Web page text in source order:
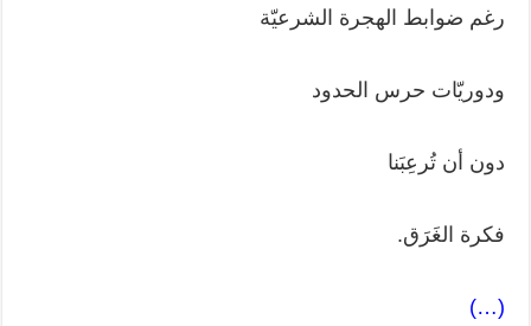
رغم ضوابط الهجرة الشرعيّة
ودوريّات حرس الحدود
دون أن تُرعِبَنا
فكرة الغَرَق.
(…)